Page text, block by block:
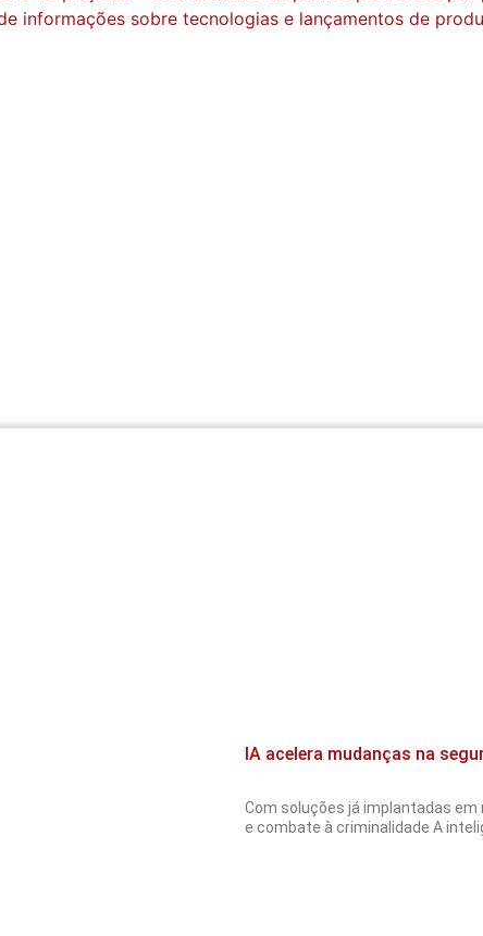
informações sobre tecnologias e lançamentos de
IA acelera mudanças na
Com soluções já implantadas
e combate à criminalidade A